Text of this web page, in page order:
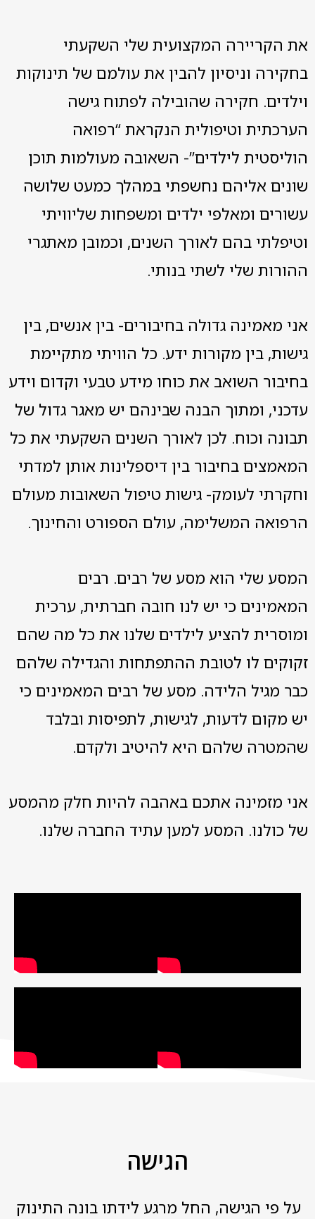
את הקריירה המקצועית שלי השקעתי
בחקירה וניסיון להבין את עולמם של תינוקות
וילדים. חקירה שהובילה לפתוח גישה
הערכתית וטיפולית הנקראת “רפואה
הוליסטית לילדים”- השאובה מעולמות תוכן
שונים אליהם נחשפתי במהלך כמעט שלושה
עשורים ומאלפי ילדים ומשפחות שליוויתי
וטיפלתי בהם לאורך השנים, וכמובן מאתגרי
ההורות שלי לשתי בנותי.
אני מאמינה גדולה בחיבורים- בין אנשים, בין
גישות, בין מקורות ידע. כל הוויתי מתקיימת
בחיבור השואב את כוחו מידע טבעי וקדום וידע
עדכני, ומתוך הבנה שבינהם יש מאגר גדול של
תבונה וכוח. לכן לאורך השנים השקעתי את כל
המאמצים בחיבור בין דיספלינות אותן למדתי
וחקרתי לעומק- גישות טיפול השאובות מעולם
הרפואה המשלימה, עולם הספורט והחינוך.
המסע שלי הוא מסע של רבים. רבים
המאמינים כי יש לנו חובה חברתית, ערכית
ומוסרית להציע לילדים שלנו את כל מה שהם
זקוקים לו לטובת ההתפתחות והגדילה שלהם
כבר מגיל הלידה. מסע של רבים המאמינים כי
יש מקום לדעות, לגישות, לתפיסות ובלבד
שהמטרה שלהם היא להיטיב ולקדם.
אני מזמינה אתכם באהבה להיות חלק מהמסע
של כולנו. המסע למען עתיד החברה שלנו.
הגישה
על פי הגישה, החל מרגע לידתו בונה התינוק